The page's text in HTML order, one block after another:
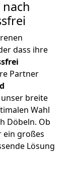
dass ihre
Partner
breite
Wahl
Döbeln. Ob
ein großes
Lösung